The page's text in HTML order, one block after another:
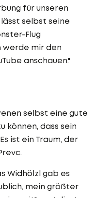
für unseren
selbst seine
Flug
werde mir den
anschauen."
selbst eine gute
können, dass sein
ist ein Traum, der
Widhölzl gab es
mein größter